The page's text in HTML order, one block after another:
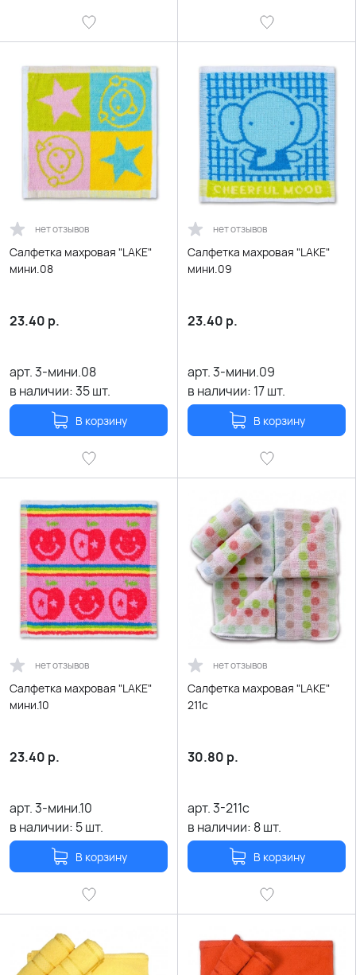
нет отзывов
Салфетка махровая "LAKE"
мини.08
23.40 р.
арт.3-мини.08
в наличии:35шт.
В корзину
нет отзывов
Салфетка махровая "LAKE"
мини.09
23.40 р.
арт.3-мини.09
в наличии: 17шт.
В корзину
нет отзывов
Салфетка махровая "LAKE"
мини.10
23.40 р.
арт.3-мини.10
в наличии: 5шт.
В корзину
нет отзывов
Салфетка махровая "LAKE"
211c
30.80 р.
арт.3-211c
в наличии: 8шт.
В корзину